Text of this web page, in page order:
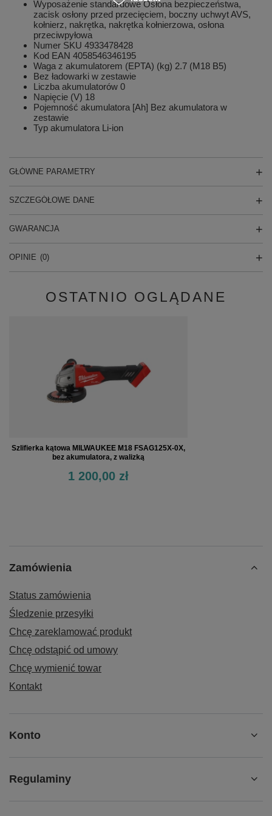
Wyposażenie standardowe Osłona bezpieczeństwa,
zacisk osłony przed przecięciem, boczny uchwyt AVS,
kołnierz, nakrętka, nakrętka kołnierzowa, osłona
przeciwpyłowa
Numer SKU 4933478428
Kod EAN 4058546346195
Waga z akumulatorem (EPTA) (kg) 2.7 (M18 B5)
Bez ładowarki w zestawie
Liczba akumulatorów 0
Napięcie (V) 18
Pojemność akumulatora [Ah] Bez akumulatora w
zestawie
Typ akumulatora Li-ion
GŁÓWNE PARAMETRY
SZCZEGÓŁOWE DANE
GWARANCJA
OPINIE (0)
OSTATNIO OGLĄDANE
Szlifierka kątowa MILWAUKEE M18 FSAG125X-0X,
bez akumulatora, z walizką
1 200,00 zł
Zamówienia
Status zamówienia
Śledzenie przesyłki
Chcę zareklamować produkt
Chcę odstąpić od umowy
Chcę wymienić towar
Kontakt
Konto
Regulaminy